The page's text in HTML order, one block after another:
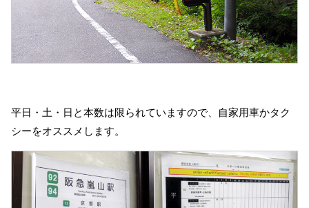
平日・土・日と本数は限られていますので、自家用車かタク
シーをオススメします。